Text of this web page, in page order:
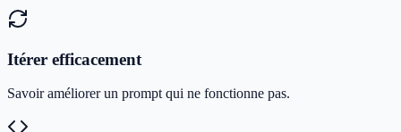
Itérer efficacement
Savoir améliorer un prompt qui ne fonctionne pas.